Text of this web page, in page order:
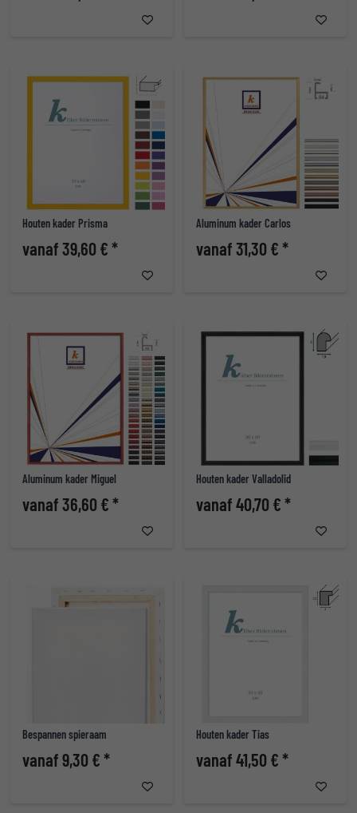
Houten kader Prisma
vanaf 39,60 € *
Aluminum kader Carlos
vanaf 31,30 € *
Aluminum kader Miguel
vanaf 36,60 € *
Houten kader Valladolid
vanaf 40,70 € *
Bespannen spieraam
vanaf 9,30 € *
Houten kader Tias
vanaf 41,50 € *